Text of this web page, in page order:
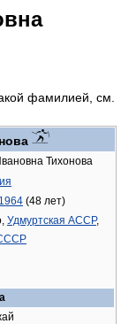
фамилией, см.
Тихонова
1964 (48 лет)
Удмуртская АССР,